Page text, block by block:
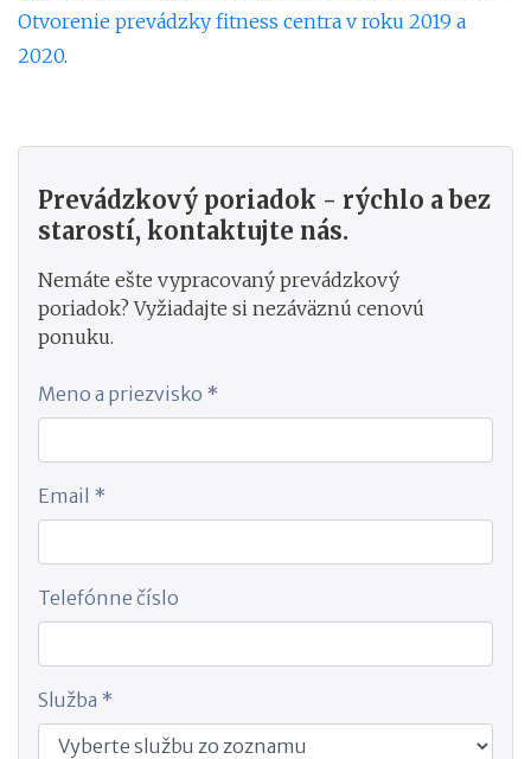
Otvorenie prevádzky fitness centra v roku 2019 a
2020.
Prevádzkový poriadok - rýchlo a bez
starostí, kontaktujte nás.
Nemáte ešte vypracovaný prevádzkový
poriadok? Vyžiadajte si nezáväznú cenovú
ponuku.
Meno a priezvisko *
Email *
Telefónne číslo
Služba *